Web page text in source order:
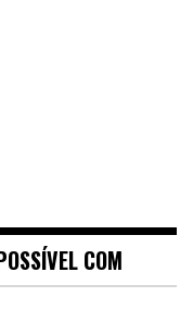
COM